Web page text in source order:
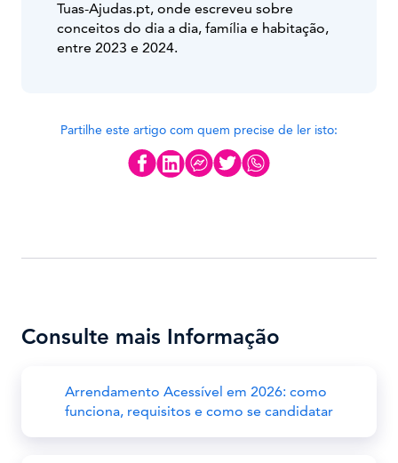
Tuas-Ajudas.pt, onde escreveu sobre
conceitos do dia a dia, família e habitação,
entre 2023 e 2024.
Partilhe este artigo com quem precise de ler isto:
Consulte mais Informação
Arrendamento Acessível em 2026: como
funciona, requisitos e como se candidatar